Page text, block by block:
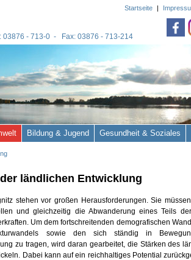
ländlichen Entwicklung
stehen vor großen Herausforderungen. Sie
und gleichzeitig die Abwanderung eines Teils
Um dem fortschreitenden demografischen
sowie den sich ständig in
zu tragen, wird daran gearbeitet, die Stärken des
Dabei kann auf ein reichhaltiges Potential
03876 - 713-0 - Fax: 03876 - 713-214
Startseite |
Bildung & Jugend Gesundheit & Soziales